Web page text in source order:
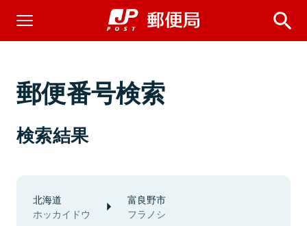
郵便番号検索
検索結果
北海道
ホッカイドウ
富良野市
フラノシ